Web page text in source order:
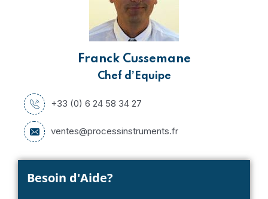
Franck Cussemane
Chef d’Equipe
+33 (0) 6 24 58 34 27
ventes@processinstruments.fr
Besoin d'Aide?